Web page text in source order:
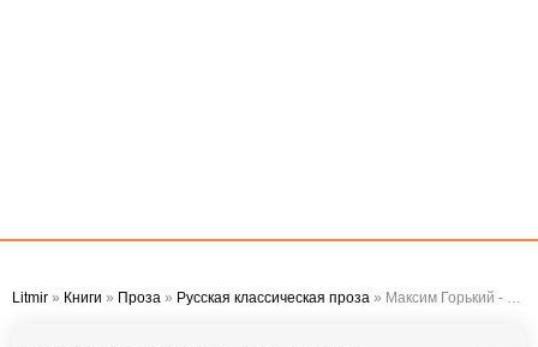
Litmir » Книги » Проза » Русская классическая проза » Максим Горький - Кладбище